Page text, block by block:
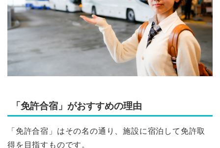
「免許合宿」がおすすめの理由
「免許合宿」はその名の通り、施設に宿泊して免許取
得を目指すものです。